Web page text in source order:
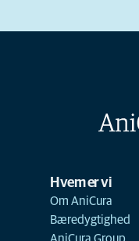
Hvem er vi
Om AniCura
Bæredygtighed
AniCura Group